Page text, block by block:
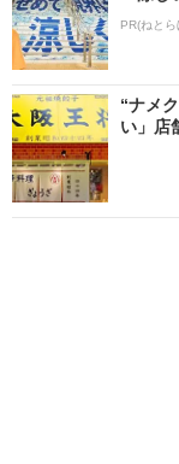
PR(ねとら
“ナメ
い」店